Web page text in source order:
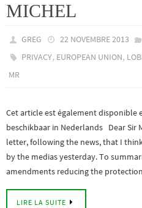
MICHEL
GREG 22 NOVEMBRE 2013
PRIVACY, EUROPEAN UNION,
MR
Cet article est également disponible
beschikbaar in Nederlands Dear Sir
letter, following the news, that I
by the medias yesterday. To
amendments reducing the
LIRE LA SUITE